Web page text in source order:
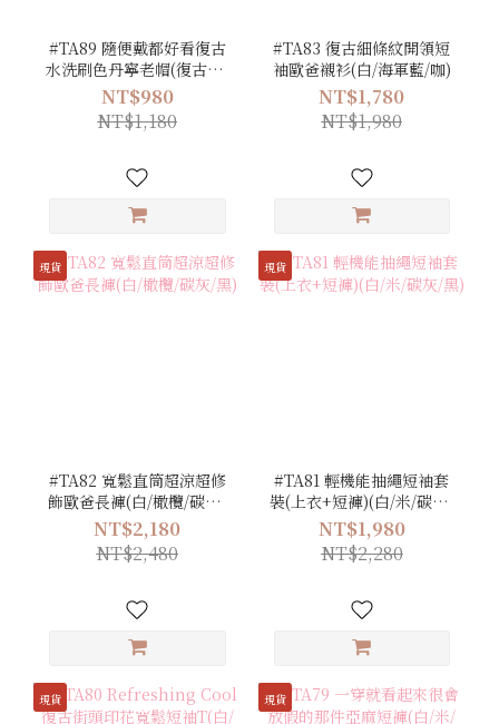
#TA89 隨便戴都好看復古
水洗刷色丹寧老帽(復古灰/
復古藍)
NT$980
NT$1,180
#TA83 復古細條紋開領短
袖歐爸襯衫(白/海軍藍/咖)
NT$1,780
NT$1,980
現貨
#TA82 寬鬆直筒超涼超修
飾歐爸長褲(白/橄欖/碳灰/
黑)
NT$2,180
NT$2,480
現貨
#TA81 輕機能抽繩短袖套
裝(上衣+短褲)(白/米/碳灰/
黑)
NT$1,980
NT$2,280
現貨 現貨